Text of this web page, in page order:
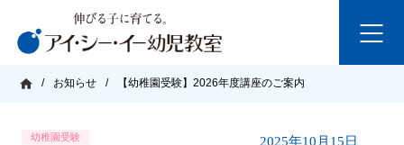
/ お知らせ / 【幼稚園受験】2026年度講座のご案内
幼稚園受験 2025年10月15日